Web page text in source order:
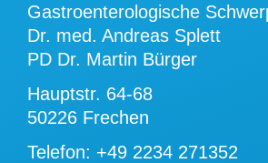
Gastroenterologische
Dr. med. Andreas Splett
PD Dr. Martin Bürger
Hauptstr. 64-68
50226 Frechen
Telefon: +49 2234 271352